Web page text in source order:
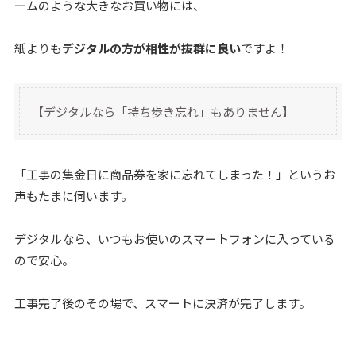
ームのような大きなお買い物には、
紙よりもデジタルの方が相性が抜群に良いですよ！
【デジタルなら「持ち歩き忘れ」もありません】
「工事の集金日に商品券を家に忘れてしまった！」というお
声もたまに伺います。
デジタルなら、いつもお使いのスマートフォンに入っている
ので安心。
工事完了後のその場で、スマートに決済が完了します。